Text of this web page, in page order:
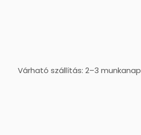
Várható szállítás: 2–3 munkanap